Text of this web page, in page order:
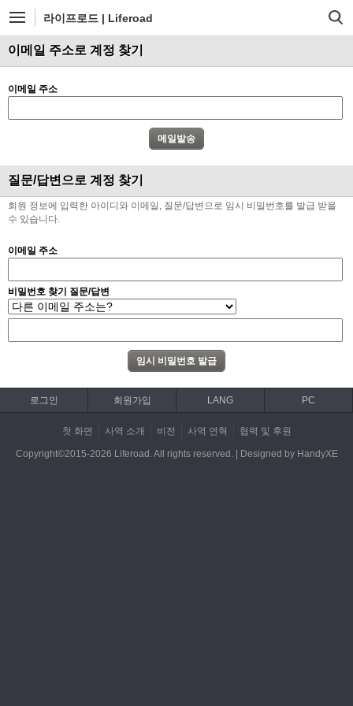
라이프로드 | Liferoad
이메일 주소로 계정 찾기
이메일 주소
질문/답변으로 계정 찾기
회원 정보에 입력한 아이디와 이메일, 질문/답변으로 임시 비밀번호를 발급 받을
수 있습니다.
이메일 주소
비밀번호 찾기 질문/답변
로그인 회원가입 LANG PC
첫 화면 사역 소개 비전 사역 연혁 협력 및 후원
Copyright©2015-2026 Liferoad. All rights reserved. | Designed by HandyXE